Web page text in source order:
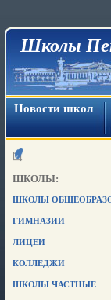
Школы
Новости школ
ШКОЛЫ:
ШКОЛЫ
ГИМНАЗИИ
ЛИЦЕИ
КОЛЛЕДЖИ
ШКОЛЫ ЧАСТНЫЕ